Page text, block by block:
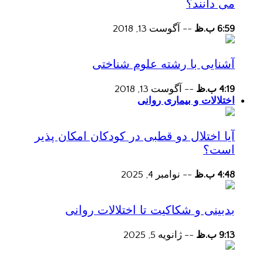
می دانند؟
6:59 ب.ظ -- آگوست 13, 2018
آشنایی با رشته علوم شناختی
4:19 ب.ظ -- آگوست 13, 2018
اختلالات و بیماری روانی
آیا اختلال دو قطبی در کودکان امکان پذیر
است؟
4:48 ب.ظ -- نوامبر 4, 2025
بدبینی و شکاکیت تا اختلالات روانی
9:13 ب.ظ -- ژانویه 5, 2025